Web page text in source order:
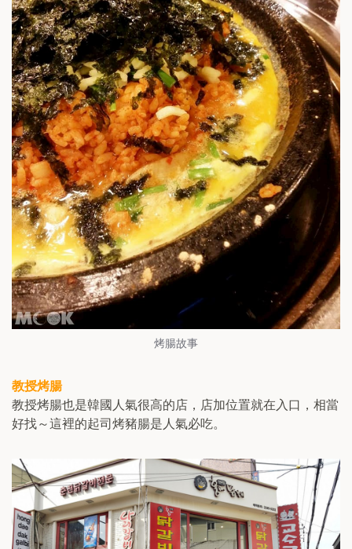
烤腸故事
教授烤腸
教授烤腸也是韓國人氣很高的店，店加位置就在入口，相當
好找～這裡的起司烤豬腸是人氣必吃。